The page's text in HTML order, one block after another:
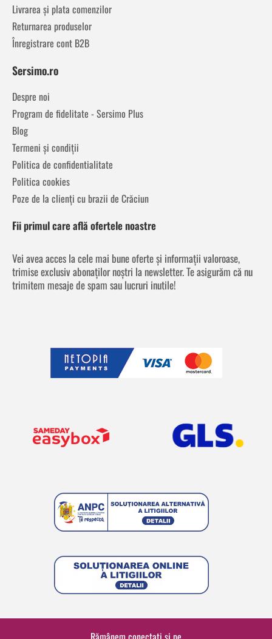
Livrarea și plata comenzilor
Returnarea produselor
Înregistrare cont B2B
Sersimo.ro
Despre noi
Program de fidelitate - Sersimo Plus
Blog
Termeni și condiții
Politica de confidentialitate
Politica cookies
Poze de la clienți cu brazii de Crăciun
Fii primul care află ofertele noastre
Vei avea acces la cele mai bune oferte și informații valoroase,
trimise exclusiv abonaților noștri la newsletter. Te asigurăm că nu
trimitem mesaje de spam sau lucruri inutile!